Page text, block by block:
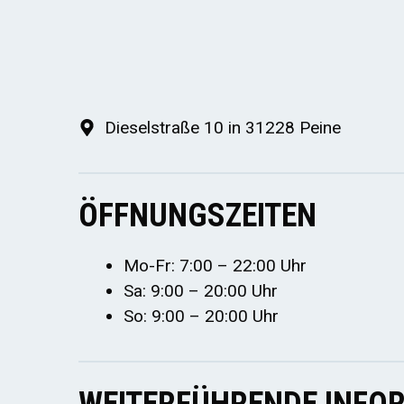
Dieselstraße 10 in 31228 Peine
ÖFFNUNGSZEITEN
Mo-Fr: 7:00 – 22:00 Uhr
Sa: 9:00 – 20:00 Uhr
So: 9:00 – 20:00 Uhr